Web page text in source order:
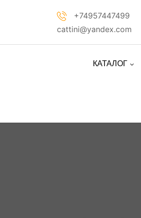
+74957447499
cattini@yandex.com
КАТАЛОГ